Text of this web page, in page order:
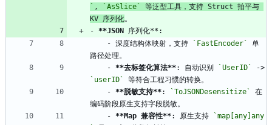
` , `AsSlice`
等泛型工具，支持 Struct 拍平与
KV 序列化。
- **JSON
序列化**:
    - 深度结构体映射，支持
`FastEncoder`
单
路径处理。
    -
**去标签化算法**: 自动识别 `UserID`
`userID`
等符合工程习惯的转换。
    -
**脱敏支持**: `ToJSONDesensitize`
在
编码阶段原生支持字段脱敏。
    -
**Map 兼容性**: 原生支持
`map[any]any